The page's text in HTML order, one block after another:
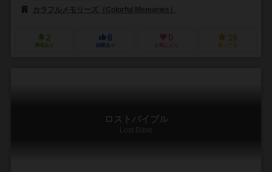
カラフルメモリーズ（Colorful Memories）
2
興味あり
6
経験あり
0
お気に入り
16
持ってる
ロストバイブル
Lost Bible